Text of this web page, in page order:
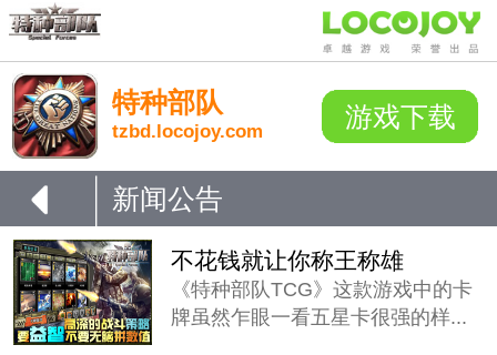
特种部队
tzbd.locojoy.com 游戏下载
新闻公告
不花钱就让你称王称雄
《特种部队TCG》这款游戏中的卡
牌虽然乍眼一看五星卡很强的样...